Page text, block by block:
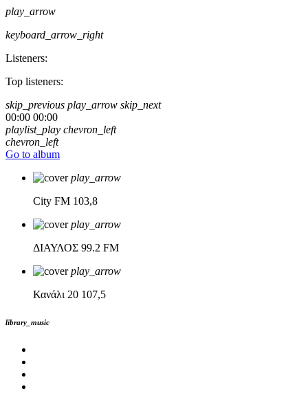
play_arrow
keyboard_arrow_right
Listeners:
Top listeners:
skip_previous play_arrow skip_next
00:00 00:00
playlist_play chevron_left
chevron_left
Go to album
play_arrow
City FM 103,8
play_arrow
ΔΙΑΥΛΟΣ 99.2 FM
play_arrow
Κανάλι 20 107,5
library_music